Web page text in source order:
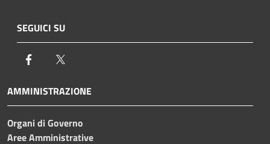
SEGUICI SU
Facebook
AMMINISTRAZIONE
Organi di Governo
Aree Amministrative